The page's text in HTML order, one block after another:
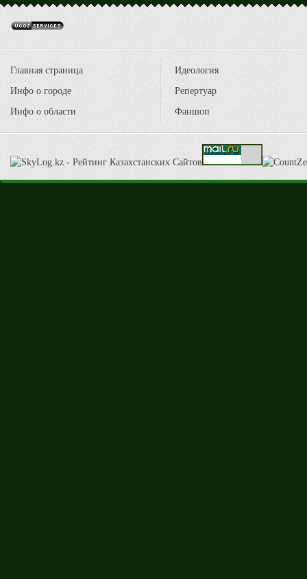
Главная страница
Инфо о городе
Инфо о области
Идеология
Репертуар
Фаншоп